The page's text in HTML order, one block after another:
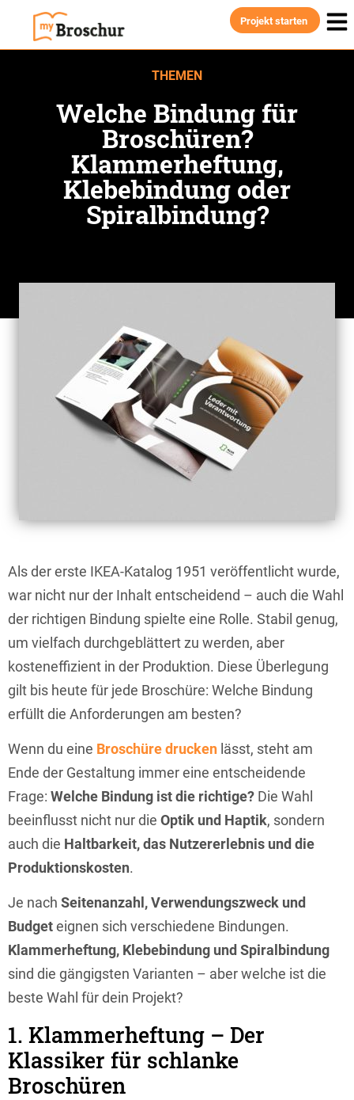
Projekt starten
THEMEN
Welche Bindung für
Broschüren?
Klammerheftung,
Klebebindung oder
Spiralbindung?
Als der erste IKEA-Katalog 1951 veröffentlicht wurde,
war nicht nur der Inhalt entscheidend – auch die Wahl
der richtigen Bindung spielte eine Rolle. Stabil genug,
um vielfach durchgeblättert zu werden, aber
kosteneffizient in der Produktion. Diese Überlegung
gilt bis heute für jede Broschüre: Welche Bindung
erfüllt die Anforderungen am besten?
Wenn du eine Broschüre drucken lässt, steht am
Ende der Gestaltung immer eine entscheidende
Frage: Welche Bindung ist die richtige? Die Wahl
beeinflusst nicht nur die Optik und Haptik, sondern
auch die Haltbarkeit, das Nutzererlebnis und die
Produktionskosten.
Je nach Seitenanzahl, Verwendungszweck und
Budgeteignen sich verschiedene Bindungen.
Klammerheftung, Klebebindung und Spiralbindung
sind die gängigsten Varianten – aber welche ist die
beste Wahl für dein Projekt?
1. Klammerheftung – Der
Klassiker für schlanke
Broschüren